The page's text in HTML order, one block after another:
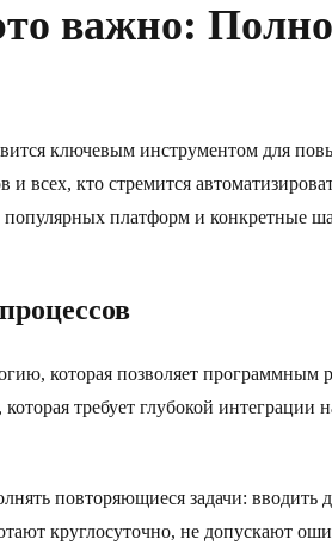
важно:
ключевым инструментом для
и всех, кто стремится
платформ и конкретные
которая позволяет
требует глубокой интеграции
повторяющиеся задачи:
круглосуточно, не допускают